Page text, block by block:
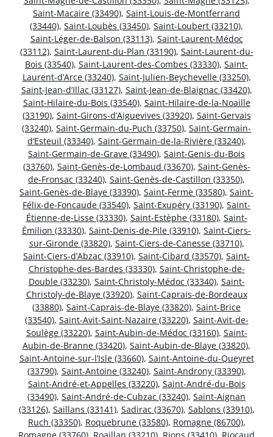
Saint-Macaire (33490), Saint-Louis-de-Montferrand
(33440), Saint-Loubès (33450), Saint-Loubert (33210),
Saint-Léger-de-Balson (33113), Saint-Laurent-Médoc
(33112), Saint-Laurent-du-Plan (33190), Saint-Laurent-du-
Bois (33540), Saint-Laurent-des-Combes (33330), Saint-
Laurent-d’Arce (33240), Saint-Julien-Beychevelle (33250),
Saint-Jean-d’Illac (33127), Saint-Jean-de-Blaignac (33420),
Saint-Hilaire-du-Bois (33540), Saint-Hilaire-de-la-Noaille
(33190), Saint-Girons-d’Aiguevives (33920), Saint-Gervais
(33240), Saint-Germain-du-Puch (33750), Saint-Germain-
d’Esteuil (33340), Saint-Germain-de-la-Rivière (33240),
Saint-Germain-de-Grave (33490), Saint-Genis-du-Bois
(33760), Saint-Genès-de-Lombaud (33670), Saint-Genès-
de-Fronsac (33240), Saint-Genès-de-Castillon (33350),
Saint-Genès-de-Blaye (33390), Saint-Ferme (33580), Saint-
Félix-de-Foncaude (33540), Saint-Exupéry (33190), Saint-
Étienne-de-Lisse (33330), Saint-Estèphe (33180), Saint-
Émilion (33330), Saint-Denis-de-Pile (33910), Saint-Ciers-
sur-Gironde (33820), Saint-Ciers-de-Canesse (33710),
Saint-Ciers-d’Abzac (33910), Saint-Cibard (33570), Saint-
Christophe-des-Bardes (33330), Saint-Christophe-de-
Double (33230), Saint-Christoly-Médoc (33340), Saint-
Christoly-de-Blaye (33920), Saint-Caprais-de-Bordeaux
(33880), Saint-Caprais-de-Blaye (33820), Saint-Brice
(33540), Saint-Avit-Saint-Nazaire (33220), Saint-Avit-de-
Soulège (33220), Saint-Aubin-de-Médoc (33160), Saint-
Aubin-de-Branne (33420), Saint-Aubin-de-Blaye (33820),
Saint-Antoine-sur-l’Isle (33660), Saint-Antoine-du-Queyret
(33790), Saint-Antoine (33240), Saint-Androny (33390),
Saint-André-et-Appelles (33220), Saint-André-du-Bois
(33490), Saint-André-de-Cubzac (33240), Saint-Aignan
(33126), Saillans (33141), Sadirac (33670), Sablons (33910),
Ruch (33350), Roquebrune (33580), Romagne (86700),